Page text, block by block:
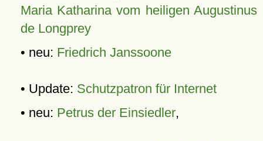
Maria Katharina vom heiligen Augustinus
de Longprey
• neu: Friedrich Janssoone
• Update: Schutzpatron für Internet
• neu: Petrus der Einsiedler,